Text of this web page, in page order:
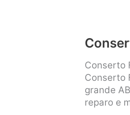
Conserto
Conserto
grande
reparo e